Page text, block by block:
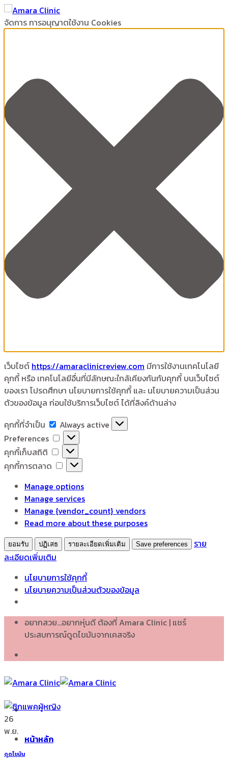
จัดการ การอนุญาตใช้งาน Cookies
เว็บไซต์ https://amaraclinicreview.com มีการใช้งานเทคโนโลยี
คุกกี้ หรือ เทคโนโลยีอื่นที่มีลักษณะใกล้เคียงกันกับคุกกี้ บนเว็บไซต์
ของเรา โปรดศึกษา นโยบายการใช้คุกกี้ และ นโยบายความเป็นส่วน
ตัวของข้อมูล ก่อนใช้บริการเว็บไซต์ ได้ที่ลิงค์ด้านล่าง
คุกกี้ที่จำเป็น
คุกกี้
ที่
จำเป็น
Always active
Preferences
Preferences
คุกกี้เก็บสถิติ
คุกกี้
เก็บ
สถิติ
คุกกี้การตลาด
คุกกี้
การ
ตลาด
Manage options
Manage services
Manage {vendor_count} vendors
Read more about these purposes
ยอมรับ ปฏิเสธ รายละเอียดเพิ่มเติม Save preferences
ราย
ละเอียดเพิ่มเติม
นโยบายการใช้คุกกี้
นโยบายความเป็นส่วนตัวของข้อมูล
Skip อยากสวย...อยากหุ่นดี ต้องที่ Amara Clinic | แชร์
ประสบการณ์ดูดไขมันจากเคสจริง
หน้าหลัก
26
พ.ย.
ดูดไขมัน